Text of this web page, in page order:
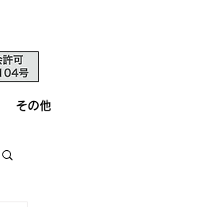
その他